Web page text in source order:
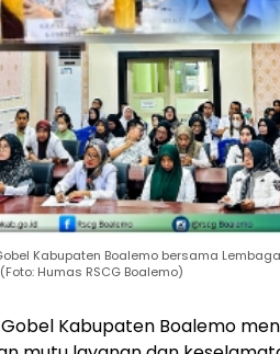
Kabupaten Boalemo bersama
Humas RSCG Boalemo)
Gobel Kabupaten Boalemo